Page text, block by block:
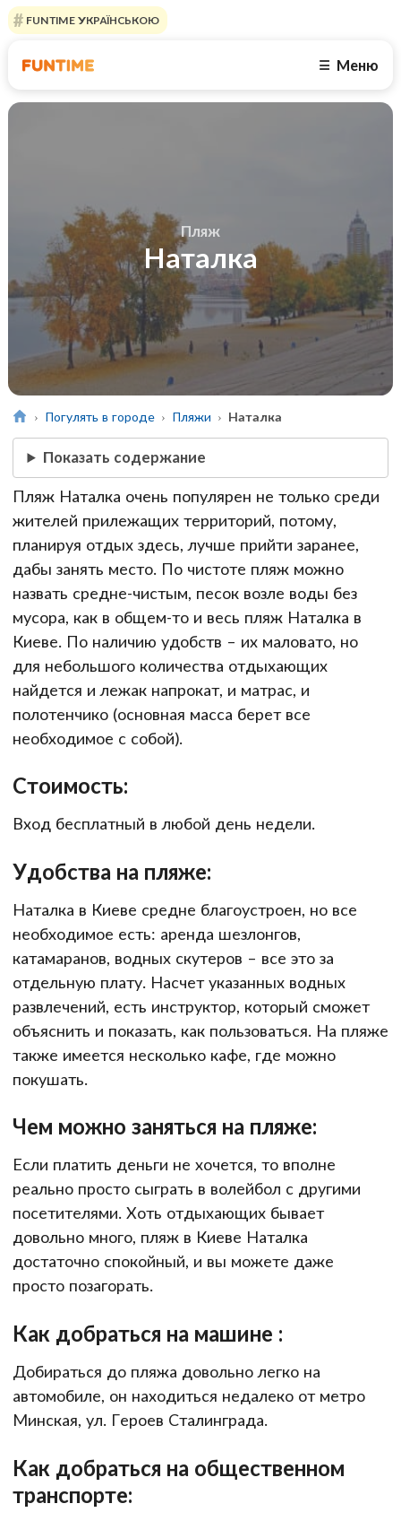
FUNTIME УКРАЇНСЬКОЮ
☰ Меню
Пляж
Наталка
Погулять в городе Пляжи Наталка
Показать содержание
Пляж Наталка очень популярен не только среди
жителей прилежащих территорий, потому,
планируя отдых здесь, лучше прийти заранее,
дабы занять место. По чистоте пляж можно
назвать средне-чистым, песок возле воды без
мусора, как в общем-то и весь пляж Наталка в
Киеве. По наличию удобств – их маловато, но
для небольшого количества отдыхающих
найдется и лежак напрокат, и матрас, и
полотенчико (основная масса берет все
необходимое с собой).
Стоимость:
Вход бесплатный в любой день недели.
Удобства на пляже:
Наталка в Киеве средне благоустроен, но все
необходимое есть: аренда шезлонгов,
катамаранов, водных скутеров – все это за
отдельную плату. Насчет указанных водных
развлечений, есть инструктор, который сможет
объяснить и показать, как пользоваться. На пляже
также имеется несколько кафе, где можно
покушать.
Чем можно заняться на пляже:
Если платить деньги не хочется, то вполне
реально просто сыграть в волейбол с другими
посетителями. Хоть отдыхающих бывает
довольно много, пляж в Киеве Наталка
достаточно спокойный, и вы можете даже
просто позагорать.
Как добраться на машине :
Добираться до пляжа довольно легко на
автомобиле, он находиться недалеко от метро
Минская, ул. Героев Сталинграда.
Как добраться на общественном
транспорте: